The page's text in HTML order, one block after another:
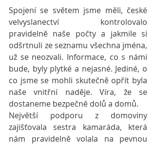
Spojení se světem jsme měli, české
velvyslanectví kontrolovalo
pravidelně naše počty a jakmile si
odšrtnuli ze seznamu všechna jména,
už se neozvali. Informace, co s námi
bude, byly plytké a nejasné. Jediné, o
co jsme se mohli skutečně opřít byla
naše vnitřní naděje. Víra, že se
dostaneme bezpečně dolů a domů.
Největší podporu z domoviny
zajišťovala sestra kamaráda, která
nám pravidelně volala na pevnou